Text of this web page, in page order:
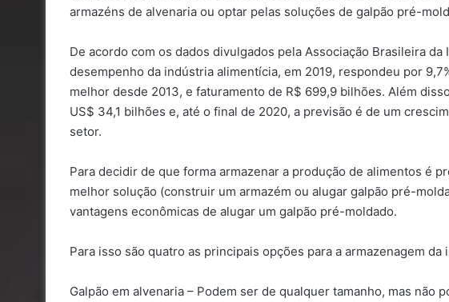
armazéns de alvenaria ou optar pelas soluções de galpão pré-
De acordo com os dados divulgados pela Associação Brasileira da
desempenho da indústria alimentícia, em 2019, respondeu por
melhor desde 2013, e faturamento de R$ 699,9 bilhões. Além
US$ 34,1 bilhões e, até o final de 2020, a previsão é de um
setor.
Para decidir de que forma armazenar a produção de alimentos é
melhor solução (construir um armazém ou alugar galpão pré-
vantagens econômicas de alugar um galpão pré-moldado.
Para isso são quatro as principais opções para a armazenagem
Galpão em alvenaria – Podem ser de qualquer tamanho, mas não